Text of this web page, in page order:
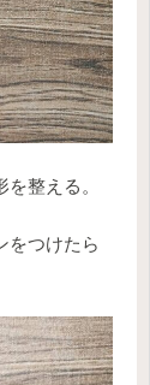
整える。
をつけたら